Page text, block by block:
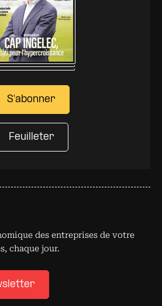
des entreprises de votre
chaque jour.
S'abonner
Feuilleter